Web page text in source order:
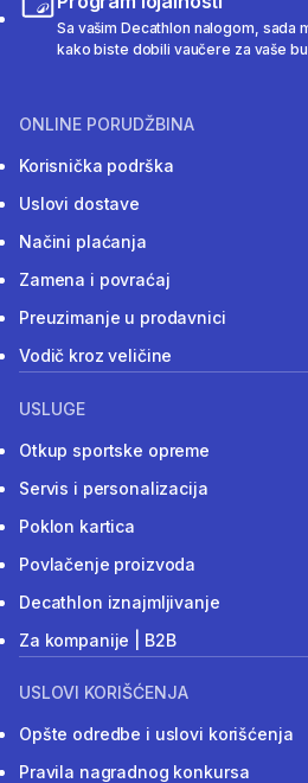
Sa vašim Decathlon nalogom, sada
kako biste dobili vaučere za vaše
ONLINE PORUDŽBINA
Korisnička podrška
Uslovi dostave
Načini plaćanja
Zamena i povraćaj
Preuzimanje u prodavnici
Vodič kroz veličine
USLUGE
Otkup sportske opreme
Servis i personalizacija
Poklon kartica
Povlačenje proizvoda
Decathlon iznajmljivanje
Za kompanije | B2B
USLOVI KORIŠĆENJA
Opšte odredbe i uslovi korišćenja
Pravila nagradnog konkursa